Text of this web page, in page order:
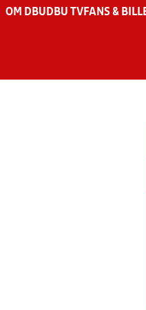
OM DBU DBU TV FANS &